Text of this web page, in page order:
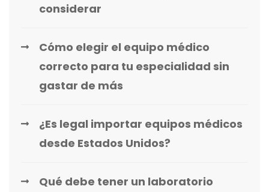
considerar
Cómo elegir el equipo médico
correcto para tu especialidad sin
gastar de más
¿Es legal importar equipos médicos
desde Estados Unidos?
Qué debe tener un laboratorio